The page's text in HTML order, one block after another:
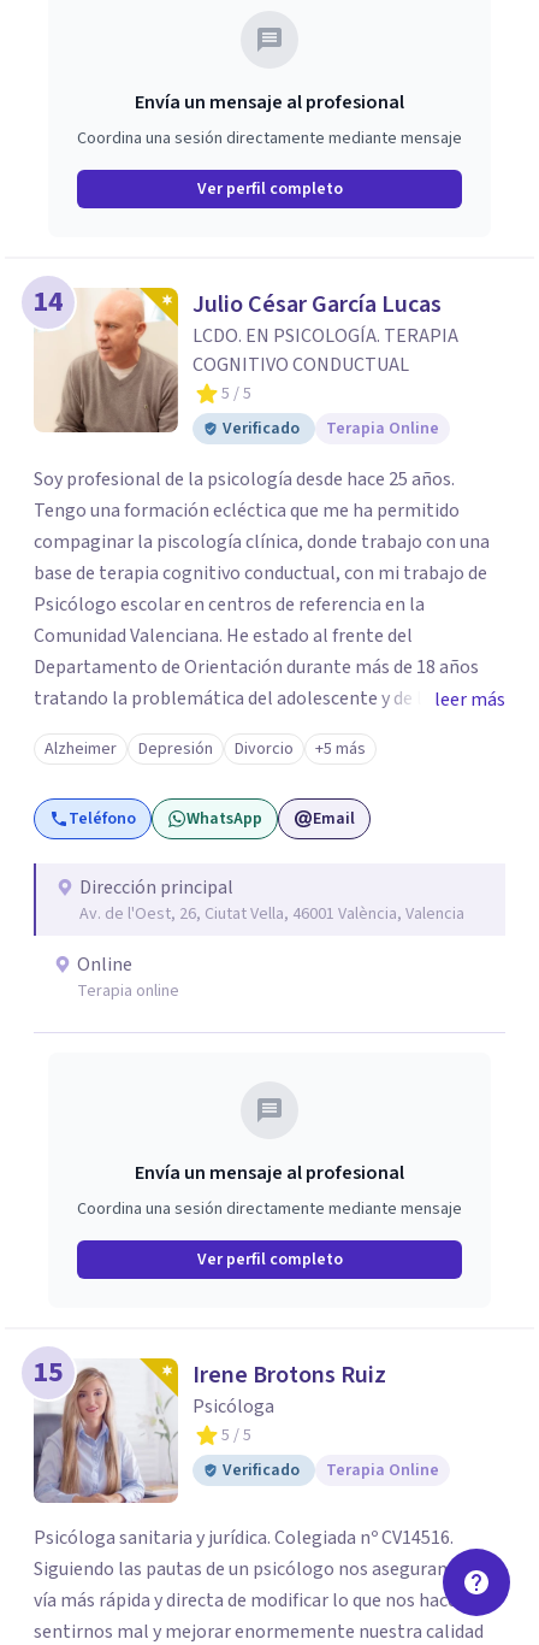
Envía un mensaje al profesional
Coordina una sesión directamente mediante mensaje
Ver perfil completo
14 Julio César García Lucas
LCDO. EN PSICOLOGÍA. TERAPIA
COGNITIVO CONDUCTUAL
5 / 5
Verificado
Terapia Online
Soy profesional de la psicología desde hace 25 años.
Tengo una formación ecléctica que me ha permitido
compaginar la piscología clínica, donde trabajo con una
base de terapia cognitivo conductual, con mi trabajo de
Psicólogo escolar en centros de referencia en la
Comunidad Valenciana. He estado al frente del
Departamento de Orientación durante más de 18 años
tratando la problemática del adolescente y de las
familias. Por otra parte, y al margen del ámbito
educativo, se ha creado Ser mente y Letra Psi. "Ser
mente" que es la parte principal de Letra Psi, es una
declaración de intenciones. Trabajando las ideas o
nuestros pensamientos y enseñar a nuestra mente a que
hay otra forma de percibirlos, se puede crecer mucho
charla, en un entorno seguro, en el que terapeuta y
leer más
Alzheimer Depresión Divorcio +5 más
Teléfono WhatsApp Email
Dirección principal
Av. de l'Oest, 26, Ciutat Vella, 46001 València, Valencia
Online
Terapia online
Envía un mensaje al profesional
Coordina una sesión directamente mediante mensaje
Ver perfil completo
15 Irene Brotons Ruiz
Psicóloga
5 / 5
Verificado
Terapia Online
Psicóloga sanitaria y jurídica. Colegiada nº CV14516.
Siguiendo las pautas de un psicólogo nos aseguramos la
vía más rápida y directa de modificar lo que nos hace
sentirnos mal y mejorar enormemente nuestra calidad